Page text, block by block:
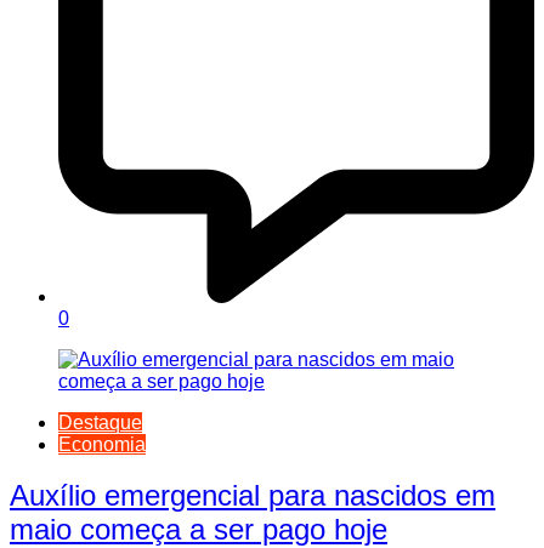
0
Destaque
Economia
Auxílio emergencial para nascidos em
maio começa a ser pago hoje